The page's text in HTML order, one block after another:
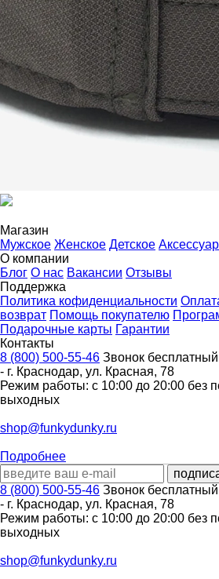
Магазин
Мужское Женское Детское
О компании
Блог О нас Вакансии Отзывы
Поддержка
Политика кофиденциальности
возврат Помощь покупателю
Подарочные карты Гарантии
Контакты
8 (800) 500-55-46 Звонок бесплатный
- г. Краснодар, ул. Красная, 78
Режим работы: с 10:00 до 20:00 без
выходных
shop@funkydunky.ru
Подробнее
8 (800) 500-55-46 Звонок бесплатный
- г. Краснодар, ул. Красная, 78
Режим работы: с 10:00 до 20:00 без
выходных
shop@funkydunky.ru